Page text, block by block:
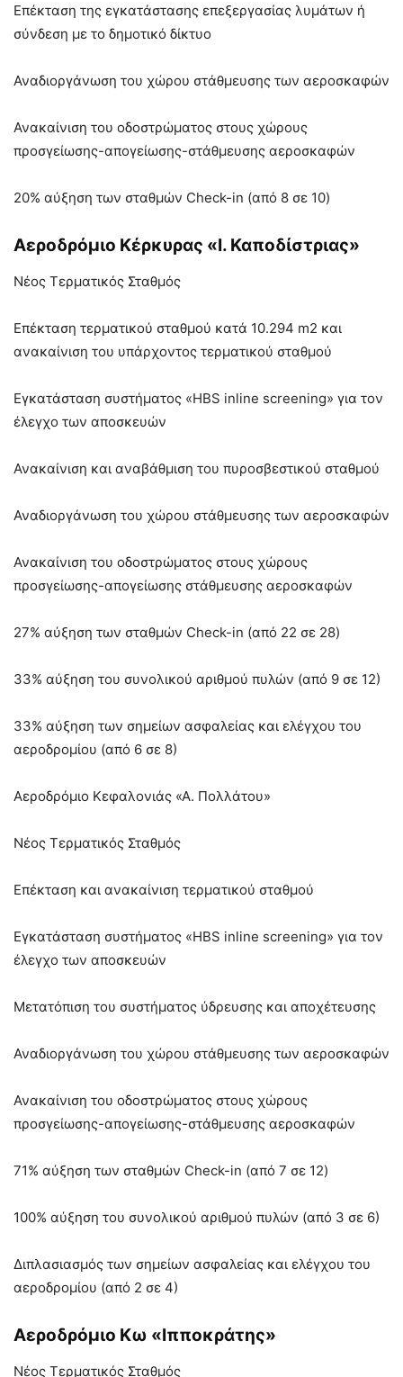
Επέκταση της εγκατάστασης επεξεργασίας λυμάτων ή
σύνδεση με το δημοτικό δίκτυο
Αναδιοργάνωση του χώρου στάθμευσης των αεροσκαφών
Ανακαίνιση του οδοστρώματος στους χώρους
προσγείωσης-απογείωσης-στάθμευσης αεροσκαφών
20% αύξηση των σταθμών Check-in (από 8 σε 10)
Αεροδρόμιο Κέρκυρας «Ι. Καποδίστριας»
Νέος Τερματικός Σταθμός
Επέκταση τερματικού σταθμού κατά 10.294 m2 και
ανακαίνιση του υπάρχοντος τερματικού σταθμού
Εγκατάσταση συστήματος «HBS inline screening» για τον
έλεγχο των αποσκευών
Ανακαίνιση και αναβάθμιση του πυροσβεστικού σταθμού
Αναδιοργάνωση του χώρου στάθμευσης των αεροσκαφών
Ανακαίνιση του οδοστρώματος στους χώρους
προσγείωσης-απογείωσης στάθμευσης αεροσκαφών
27% αύξηση των σταθμών Check-in (από 22 σε 28)
33% αύξηση του συνολικού αριθμού πυλών (από 9 σε 12)
33% αύξηση των σημείων ασφαλείας και ελέγχου του
αεροδρομίου (από 6 σε 8)
Αεροδρόμιο Κεφαλονιάς «Α. Πολλάτου»
Νέος Τερματικός Σταθμός
Επέκταση και ανακαίνιση τερματικού σταθμού
Εγκατάσταση συστήματος «HBS inline screening» για τον
έλεγχο των αποσκευών
Μετατόπιση του συστήματος ύδρευσης και αποχέτευσης
Αναδιοργάνωση του χώρου στάθμευσης των αεροσκαφών
Ανακαίνιση του οδοστρώματος στους χώρους
προσγείωσης-απογείωσης-στάθμευσης αεροσκαφών
71% αύξηση των σταθμών Check-in (από 7 σε 12)
100% αύξηση του συνολικού αριθμού πυλών (από 3 σε 6)
Διπλασιασμός των σημείων ασφαλείας και ελέγχου του
αεροδρομίου (από 2 σε 4)
Αεροδρόμιο Κω «Ιπποκράτης»
Νέος Τερματικός Σταθμός